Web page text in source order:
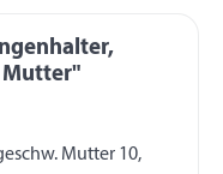
Mutter"
Mutter 10,